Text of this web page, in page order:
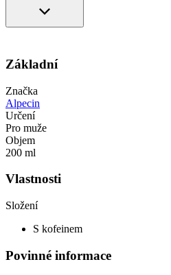
Základní
Značka
Alpecin
Určení
Pro muže
Objem
200 ml
Vlastnosti
Složení
S kofeinem
Povinné informace